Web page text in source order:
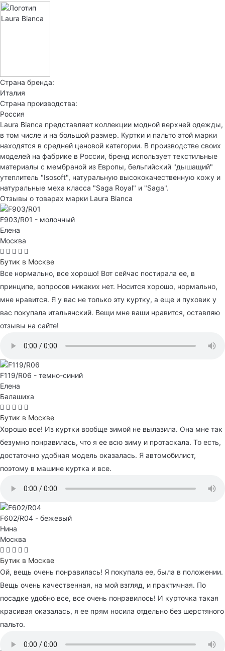
Страна бренда:
Италия
Страна производства:
Россия
Laura Bianca представляет коллекции модной верхней одежды,
в том числе и на большой размер. Куртки и пальто этой марки
находятся в средней ценовой категории. В производстве своих
моделей на фабрике в России, бренд использует текстильные
материалы с мембраной из Европы, бельгийский "дышащий"
утеплитель "Isosoft", натуральную высококачественную кожу и
натуральные меха класса "Saga Royal" и "Saga".
Отзывы о товарах марки Laura Bianca
F903/R01 - молочный
Елена
Москва
Бутик в Москве
Все нормально, все хорошо! Вот сейчас постирала ее, в
принципе, вопросов никаких нет. Носится хорошо, нормально,
мне нравится. Я у вас не только эту куртку, а еще и пуховик у
вас покупала итальянский. Вещи мне ваши нравится, оставляю
отзывы на сайте!
F119/R06 - темно-синий
Елена
Балашиха
Бутик в Москве
Хорошо все! Из куртки вообще зимой не вылазила. Она мне так
безумно понравилась, что я ее всю зиму и протаскала. То есть,
достаточно удобная модель оказалась. Я автомобилист,
поэтому в машине куртка и все.
F602/R04 - бежевый
Нина
Москва
Бутик в Москве
Ой, вещь очень понравилась! Я покупала ее, была в положении.
Вещь очень качественная, на мой взгляд, и практичная. По
посадке удобно все, все очень понравилось! И курточка такая
красивая оказалась, я ее прям носила отдельно без шерстяного
пальто.